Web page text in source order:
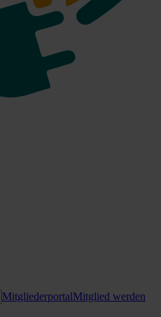
MitgliederportalMitglied werden